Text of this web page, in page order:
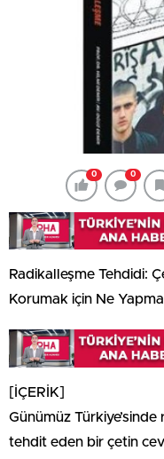
0 0
Radikalleşme Tehdidi:
Korumak için Ne
[İÇERİK]
Günümüz
tehdit eden bir çetin